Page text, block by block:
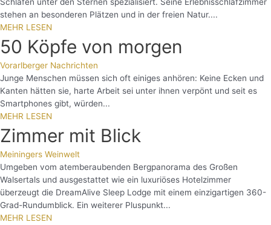
stehen an besonderen Plätzen und in der freien Natur....
MEHR LESEN
50 Köpfe von morgen
Vorarlberger Nachrichten
Junge Menschen müssen sich oft einiges anhören: Keine Ecken und
Kanten hätten sie, harte Arbeit sei unter ihnen verpönt und seit es
Smartphones gibt, würden...
MEHR LESEN
Zimmer mit Blick
Meiningers Weinwelt
Umgeben vom atemberaubenden Bergpanorama des Großen
Walsertals und ausgestattet wie ein luxuriöses Hotelzimmer
überzeugt die DreamAlive Sleep Lodge mit einem einzigartigen 360-
Grad-Rundumblick. Ein weiterer Pluspunkt...
MEHR LESEN